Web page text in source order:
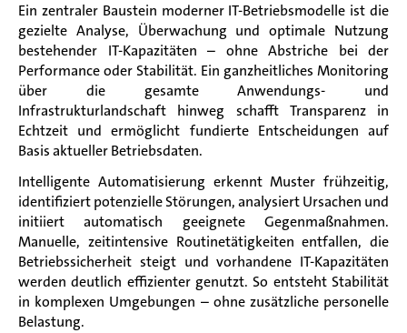
Ein zentraler Baustein moderner IT-Betriebsmodelle ist die
gezielte Analyse, Überwachung und optimale Nutzung
bestehender IT-Kapazitäten – ohne Abstriche bei der
Performance oder Stabilität. Ein ganzheitliches Monitoring
über die gesamte Anwendungs- und
Infrastrukturlandschaft hinweg schafft Transparenz in
Echtzeit und ermöglicht fundierte Entscheidungen auf
Basis aktueller Betriebsdaten.
Intelligente Automatisierung erkennt Muster frühzeitig,
identifiziert potenzielle Störungen, analysiert Ursachen und
initiiert automatisch geeignete Gegenmaßnahmen.
Manuelle, zeitintensive Routinetätigkeiten entfallen, die
Betriebssicherheit steigt und vorhandene IT-Kapazitäten
werden deutlich effizienter genutzt. So entsteht Stabilität
in komplexen Umgebungen – ohne zusätzliche personelle
Belastung.